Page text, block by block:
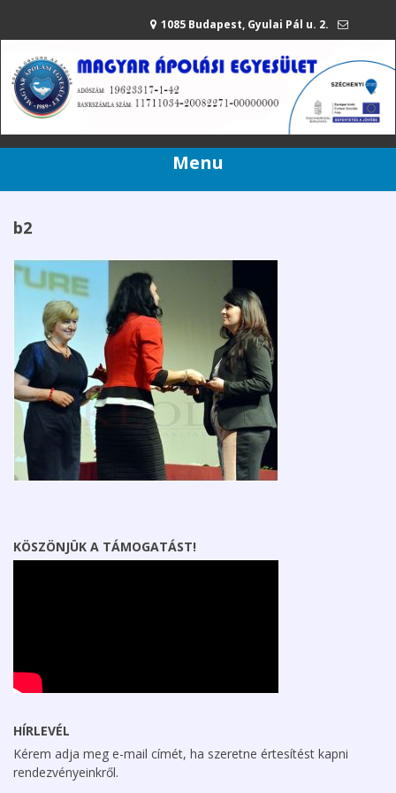
1085 Budapest, Gyulai Pál u. 2.
mae@apolasiegyesulet.hu 20/216-42-80
Menu
b2
KÖSZÖNJÜK A TÁMOGATÁST!
HÍRLEVÉL
Kérem adja meg e-mail címét, ha szeretne értesítést kapni
rendezvényeinkről.